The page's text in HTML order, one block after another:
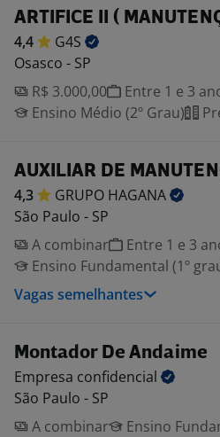
ARTIFICE II (
4,4
G4S
Osasco - SP
R$ 3.000,00
Entre 1 e 3
Ensino Médio (2º Grau)
AUXILIAR DE
4,3 GRUPO HAGANA
São Paulo - SP
A combinar
Entre 1 e 3
Ensino Fundamental (1º
Vagas semelhantes
Montador De Andaime
Empresa confidencial
São Paulo - SP
A combinar
Ensino